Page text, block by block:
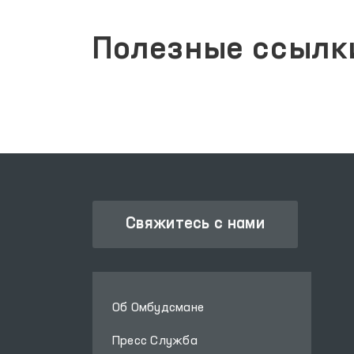
Полезные
Свяжитесь с нами
Об Омбудсмане
Пресс Служба